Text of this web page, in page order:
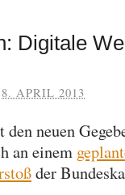
Digitale
8. APRIL 2013
neuen
an einem
der